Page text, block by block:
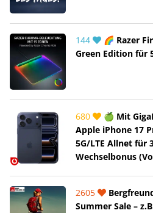
144
🌈 Razer
Green Edition für
680
🍏 Mit
Apple iPhone 17
5G/LTE Allnet für
Wechselbonus
2605
Summer Sale –